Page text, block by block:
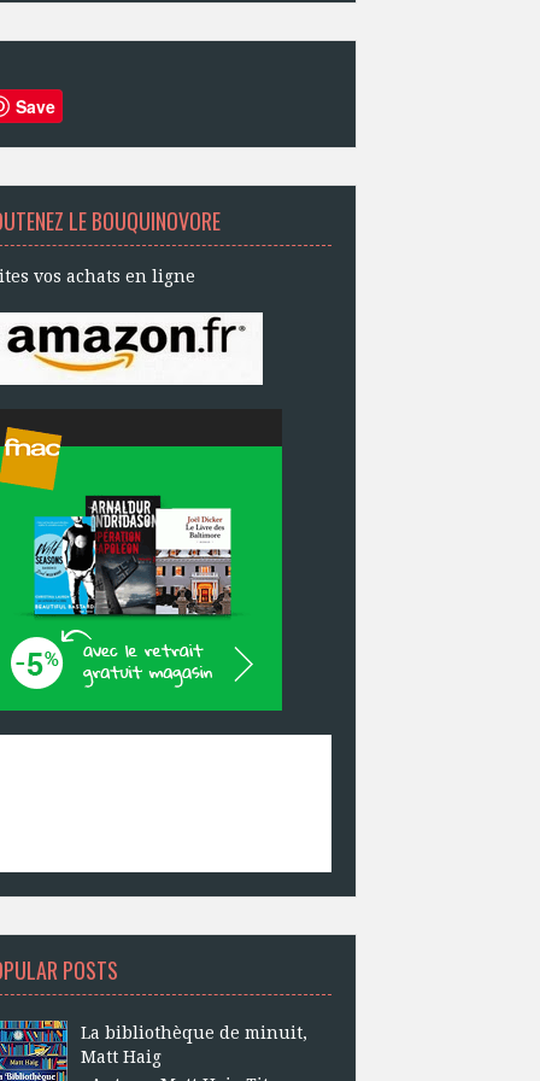
Save
LE BOUQUINOVORE
vos achats en ligne
POSTS
La bibliothèque de minuit,
Matt Haig